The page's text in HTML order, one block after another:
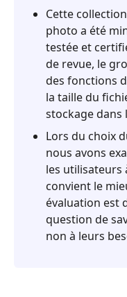
Cette
photo a été
testée et
de revue, le
des fonctions
la taille du
stockage dans
Lors du choix
nous avons
les utilisateurs
convient le
évaluation est
question de
non à leurs